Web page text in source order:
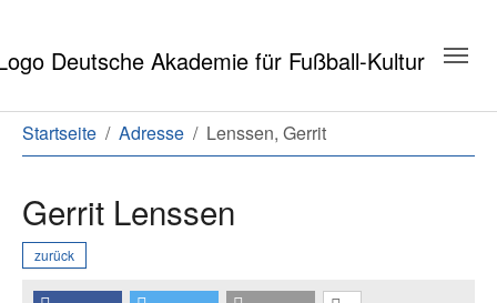
Sie sind hier:
Startseite Adresse Lenssen, Gerrit
Gerrit Lenssen
zurück